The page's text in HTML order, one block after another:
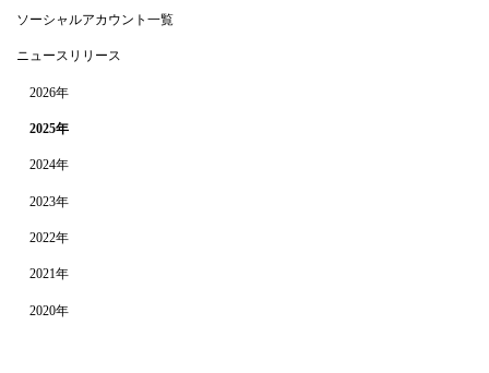
ソーシャルアカウント一覧
ニュースリリース
2026年
2025年
2024年
2023年
2022年
2021年
2020年